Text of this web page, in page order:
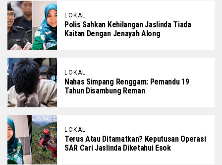
LOKAL
Polis Sahkan Kehilangan Jaslinda Tiada
Kaitan Dengan Jenayah Along
LOKAL
Nahas Simpang Renggam: Pemandu 19
Tahun Disambung Reman
LOKAL
Terus Atau Ditamatkan? Keputusan Operasi
SAR Cari Jaslinda Diketahui Esok